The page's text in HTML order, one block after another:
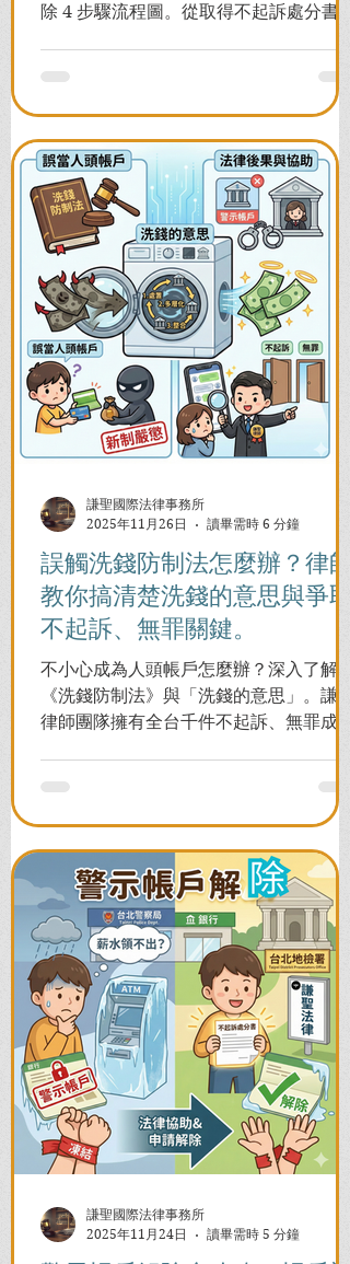
除 4 步驟流程圖。從取得不起訴處分書到
誤觸洗錢防制法怎麼辦？律師
教你搞清楚洗錢的意思與爭取
不起訴、無罪關鍵。
不小心成為人頭帳戶怎麼辦？深入了解
《洗錢防制法》與「洗錢的意思」。謙聖
律師團隊擁有全台千件不起訴、無罪成功
謙聖國際法律事務所
2025年11月26日
讀畢需時 6 分鐘
謙聖國際法律事務所
2025年11月24日
讀畢需時 5 分鐘